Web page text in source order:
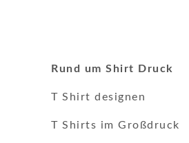
Rund um Shirt Druck
T Shirt designen
T Shirts im Großdruck